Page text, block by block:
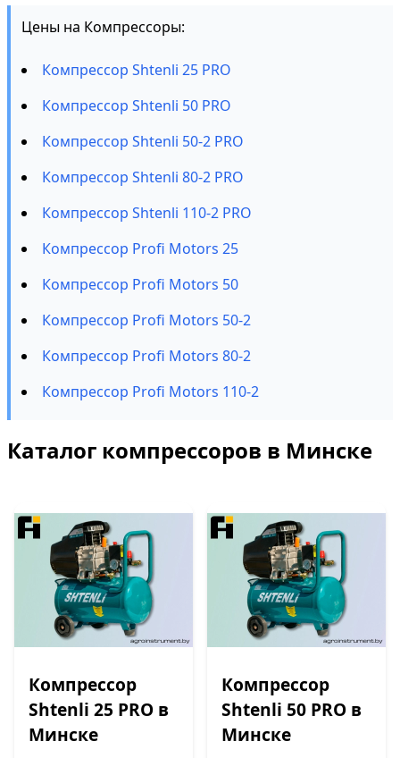
Цены на Компрессоры:
Компрессор Shtenli 25 PRO
Компрессор Shtenli 50 PRO
Компрессор Shtenli 50-2 PRO
Компрессор Shtenli 80-2 PRO
Компрессор Shtenli 110-2 PRO
Компрессор Profi Motors 25
Компрессор Profi Motors 50
Компрессор Profi Motors 50-2
Компрессор Profi Motors 80-2
Компрессор Profi Motors 110-2
Каталог компрессоров в Минске
Компрессор
Shtenli 25 PRO в
Минске
Компрессор
Shtenli 50 PRO в
Минске